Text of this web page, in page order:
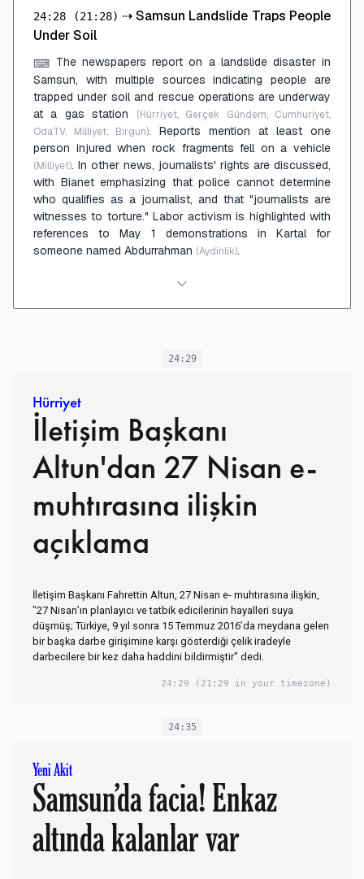
24:28 (21:28) ⇢ Samsun Landslide Traps People
Under Soil
⌨ The newspapers report on a landslide disaster in
Samsun, with multiple sources indicating people are
trapped under soil and rescue operations are underway
at a gas station
(Hürriyet, Gerçek Gündem, Cumhuriyet,
OdaTV, Milliyet, Birgun). Reports mention at least one
person injured when rock fragments fell on a vehicle
(Milliyet). In other news, journalists' rights are discussed,
with Bianet emphasizing that police cannot determine
who qualifies as a journalist, and that "journalists are
witnesses to torture." Labor activism is highlighted with
references to May 1 demonstrations in Kartal for
someone named Abdurrahman (Aydinlik).
24:29
Hürriyet
İletişim Başkanı
Altun'dan 27 Nisan e-
muhtırasına ilişkin
açıklama
İletişim Başkanı Fahrettin Altun, 27 Nisan e- muhtırasına ilişkin,
"27 Nisan’ın planlayıcı ve tatbik edicilerinin hayalleri suya
düşmüş; Türkiye, 9 yıl sonra 15 Temmuz 2016’da meydana gelen
bir başka darbe girişimine karşı gösterdiği çelik iradeyle
darbecilere bir kez daha haddini bildirmiştir" dedi.
24:29 (21:29 in your timezone)
24:35
Yeni Akit
Samsun’da facia! Enkaz
altında kalanlar var